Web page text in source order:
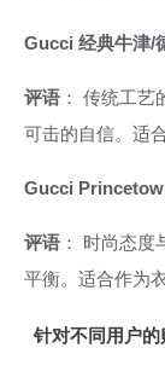
Gucci 经典牛津/
评语 ： 传统工
可击的自信。适
Gucci
评语 ： 时尚态
平衡。适合作为
针对不同用户的